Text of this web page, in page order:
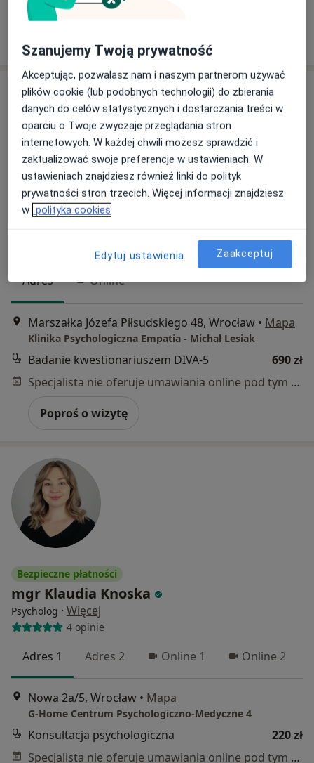
Bezpieczne płatności
mgr Michał Lesiak
1121 opinii
Adres Online
Marszałka Józefa Piłsudskiego 48, Wrocław • Mapa
Klinika Psychologiczna Empatia - Michał Lesiak
Badanie kwestionariuszem DIVA-5
690 zł
Specjalista nie oferuje umawiania online pod tym adresem.
Poproś o wizytę
Bezpieczne płatności
mgr Klaudia Knoska
Psycholog · Więcej
4 opinie
Adres 1 Adres 2 Online 1 Online 2
Nowa 2a/5, Wrocław • Mapa
G-Home Centrum Psychologiczno-Medyczne 4
Konsultacja psychologiczna
220 zł
Specjalista nie oferuje umawiania online pod tym adresem.
Szanujemy Twoją prywatność
Akceptując, pozwalasz nam i naszym partnerom używać
plików cookie (lub podobnych technologii) do zbierania
danych do celów statystycznych i dostarczania treści w
oparciu o Twoje zwyczaje przeglądania stron
internetowych. W każdej chwili możesz sprawdzić i
zaktualizować swoje preferencje w ustawieniach. W
ustawieniach znajdziesz również linki do polityk
prywatności stron trzecich. Więcej informacji znajdziesz
w polityka cookies
Edytuj ustawienia Zaakceptuj